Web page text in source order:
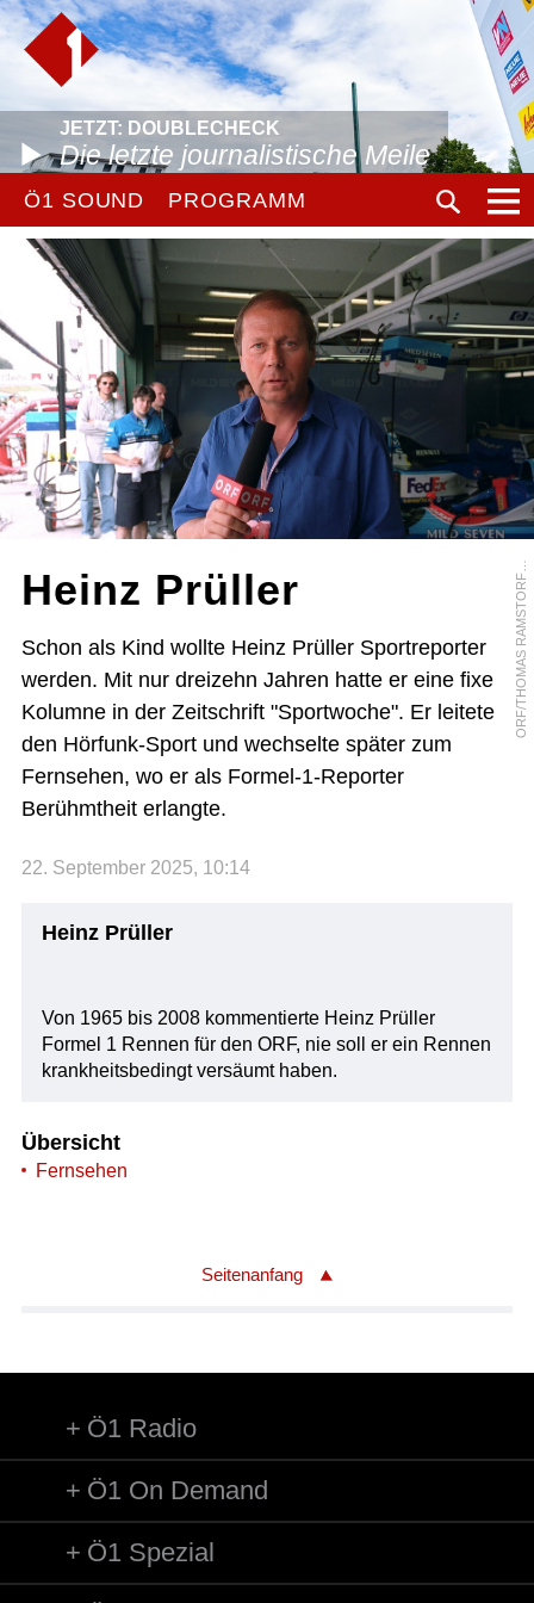
JETZT: DOUBLECHECK
Die letzte journalistische Meile
Ö1 SOUND PROGRAMM
O
R
F
/
T
H
O
M
A
S
R
A
M
S
T
O
R
F
E
R
Heinz Prüller
Schon als Kind wollte Heinz Prüller Sportreporter
werden. Mit nur dreizehn Jahren hatte er eine fixe
Kolumne in der Zeitschrift "Sportwoche". Er leitete
den Hörfunk-Sport und wechselte später zum
Fernsehen, wo er als Formel-1-Reporter
Berühmtheit erlangte.
22. September 2025, 10:14
Heinz Prüller
Von 1965 bis 2008 kommentierte Heinz Prüller
Formel 1 Rennen für den ORF, nie soll er ein Rennen
krankheitsbedingt versäumt haben.
Übersicht
Fernsehen
Seitenanfang
Ö1 Radio
Ö1 On Demand
Ö1 Spezial